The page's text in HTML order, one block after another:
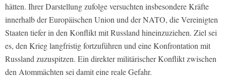
hätten. Ihrer Darstellung zufolge versuchten insbesondere Kräfte
innerhalb der Europäischen Union und der NATO, die Vereinigten
Staaten tiefer in den Konflikt mit Russland hineinzuziehen. Ziel sei
es, den Krieg langfristig fortzuführen und eine Konfrontation mit
Russland zuzuspitzen. Ein direkter militärischer Konflikt zwischen
den Atommächten sei damit eine reale Gefahr.